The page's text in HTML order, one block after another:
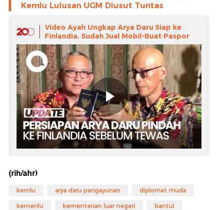
Kemlu Lulusan UGM Diusut Tuntas
Video Ayah Ungkap Arya Daru Siap ke
Finlandia, Sudah Jual Mobil-Buat Paspor
(rih/ahr)
kemlu arya daru pangayunan diplomat muda
kemenlu kementerian luar negeri bantul